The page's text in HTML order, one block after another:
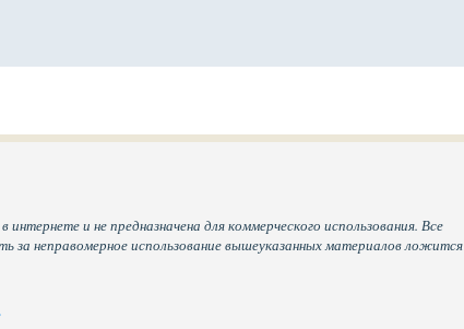
и не предназначена для коммерческого использования. Все
неправомерное использование вышеуказанных материалов ложится